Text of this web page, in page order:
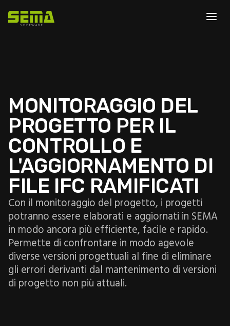
MONITORAGGIO DEL
PROGETTO PER IL
CONTROLLO E
L'AGGIORNAMENTO DI
FILE IFC RAMIFICATI
Con il monitoraggio del progetto, i progetti
potranno essere elaborati e aggiornati in SEMA
in modo ancora più efficiente, facile e rapido.
Permette di confrontare in modo agevole
diverse versioni progettuali al fine di eliminare
gli errori derivanti dal mantenimento di versioni
di progetto non più attuali.